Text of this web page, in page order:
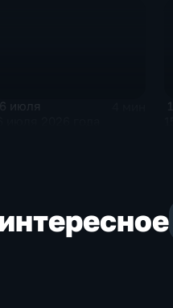
июля